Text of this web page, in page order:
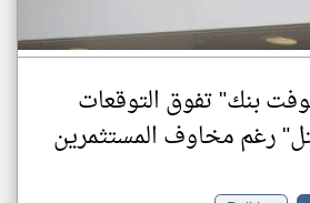
بنك" تفوق التوقعات
رغم مخاوف المستثمرين